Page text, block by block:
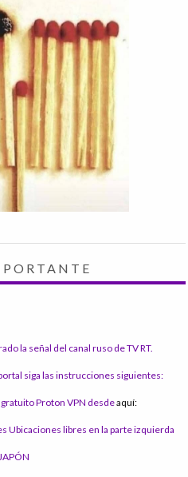
la señal del canal ruso de TV RT.
siga las instrucciones siguientes:
Proton VPN desdeaquí:
Ubicaciones libres en la parte izquierda